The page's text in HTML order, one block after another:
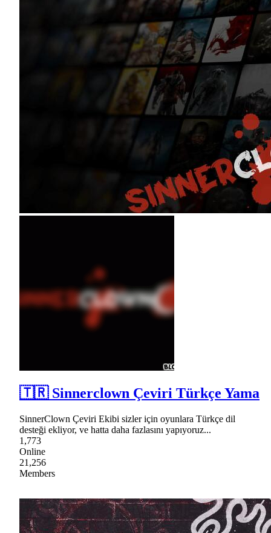
🇹🇷 Sinnerclown Çeviri Türkçe Yama
SinnerClown Çeviri Ekibi sizler için oyunlara Türkçe dil
desteği ekliyor, ve hatta daha fazlasını yapıyoruz...
1,773
Online
21,256
Members